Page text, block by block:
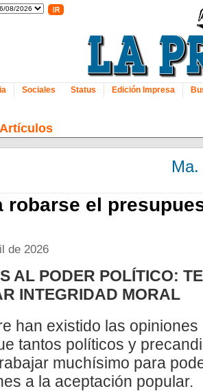
Sociales Status Edición Impresa
Artículos
robarse el
de 2026
AL PODER POLÍTICO:
INTEGRIDAD MORAL
han existido las
tantos políticos y
muchísimo para
a la aceptación popular.